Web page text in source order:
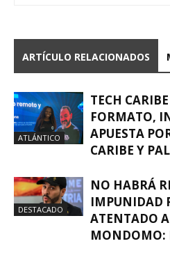
ARTÍCULO RELACIONADOS
ATLÁNTICO
TECH
FORMATO,
APUESTA
CARIBE Y
DESTACADO
NO HABRÁ
IMPUNIDAD
ATENTADO
MONDOMO: